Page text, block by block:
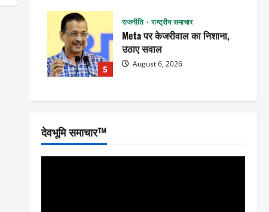
5
राजनीति राष्ट्रीय समाचार
Meta पर केजरीवाल का निशाना,
उठाए सवाल
August 6, 2026
देवभूमि समाचार™